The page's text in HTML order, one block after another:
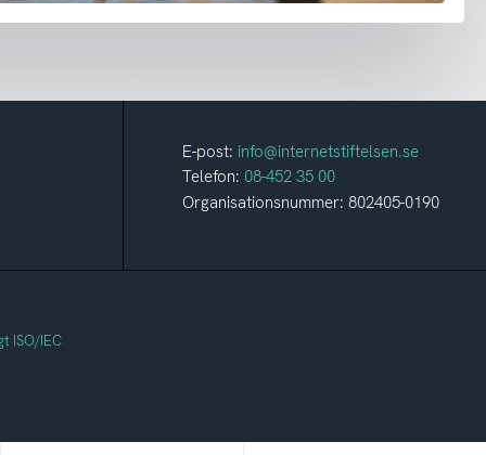
E-post: info@internetstiftelsen.se
Telefon: 08-452 35 00
Organisationsnummer: 802405-0190
ISO/IEC